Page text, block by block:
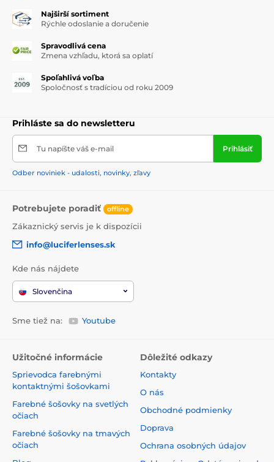
Najširší sortiment
Rýchle odoslanie a doručenie
Spravodlivá cena
Zmena vzhľadu, ktorá sa oplatí
Spoľahlivá voľba
Spoločnosť s tradíciou od roku 2009
Prihláste sa do newsletteru
Tu napíšte váš e-mail Prihlásiť
Odber noviniek - udalosti, novinky, zľavy
Potrebujete poradiť offline
Zákaznický servis je k dispozícii
info@luciferlenses.sk
Kde nás nájdete
Slovenčina
Sme tiež na: Youtube
Užitočné informácie
Sprievodca farebnými
kontaktnými šošovkami
Farebné šošovky na svetlých
očiach
Farebné šošovky na tmavých
očiach
Dôležité odkazy
Kontakty
O nás
Obchodné podmienky
Doprava
Ochrana osobných údajov